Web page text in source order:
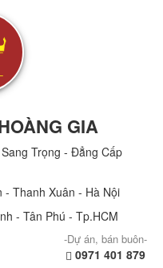
GIA
Trọng - Đẳng Cấp
- Thanh Xuân - Hà Nội
- Tân Phú - Tp.HCM
-Dự án, bán buôn-
0971 401 879